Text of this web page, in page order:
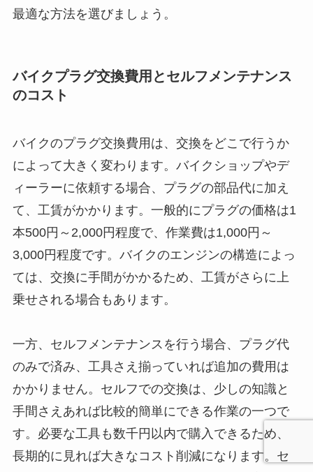
最適な方法を選びましょう。
バイクプラグ交換費用とセルフメンテナンス
のコスト
バイクのプラグ交換費用は、交換をどこで行うか
によって大きく変わります。バイクショップやデ
ィーラーに依頼する場合、プラグの部品代に加え
て、工賃がかかります。一般的にプラグの価格は1
本500円～2,000円程度で、作業費は1,000円～
3,000円程度です。バイクのエンジンの構造によっ
ては、交換に手間がかかるため、工賃がさらに上
乗せされる場合もあります。
一方、セルフメンテナンスを行う場合、プラグ代
のみで済み、工具さえ揃っていれば追加の費用は
かかりません。セルフでの交換は、少しの知識と
手間さえあれば比較的簡単にできる作業の一つで
す。必要な工具も数千円以内で購入できるため、
長期的に見れば大きなコスト削減になります。セ